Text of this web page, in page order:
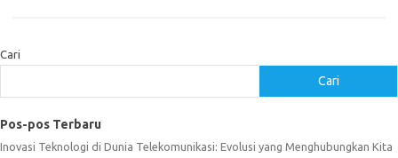
Cari
Cari
Pos-pos Terbaru
Inovasi Teknologi di Dunia Telekomunikasi: Evolusi yang Menghubungkan Kita